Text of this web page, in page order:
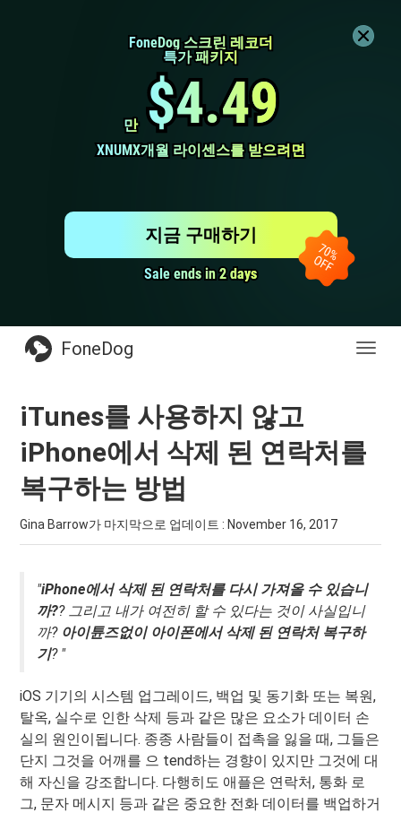
FoneDog 스크린 레코더
FoneDog 스크린 레코더
특가 패키지
특가 패키지
만
만 $4.49
$4.49
XNUMX개월 라이센스를 받으려면
XNUMX개월 라이센스를 받으려면
Sale ends in 2 days
Sale ends in 2 days
지금 구매하기
전
FoneDog
iTunes를 사용하지 않고
iPhone에서 삭제 된 연락처를
복구하는 방법
Gina Barrow가 마지막으로 업데이트 : November 16, 2017
"iPhone에서 삭제 된 연락처를 다시 가져올 수 있습니
까?? 그리고 내가 여전히 할 수 있다는 것이 사실입니
까? 아이튠즈없이 아이폰에서 삭제 된 연락처 복구하
기? "
iOS 기기의 시스템 업그레이드, 백업 및 동기화 또는 복원,
탈옥, 실수로 인한 삭제 등과 같은 많은 요소가 데이터 손
실의 원인이됩니다. 종종 사람들이 접촉을 잃을 때, 그들은
단지 그것을 어깨를 으 tend하는 경향이 있지만 그것에 대
해 자신을 강조합니다. 다행히도 애플은 연락처, 통화 로
그, 문자 메시지 등과 같은 중요한 전화 데이터를 백업하거